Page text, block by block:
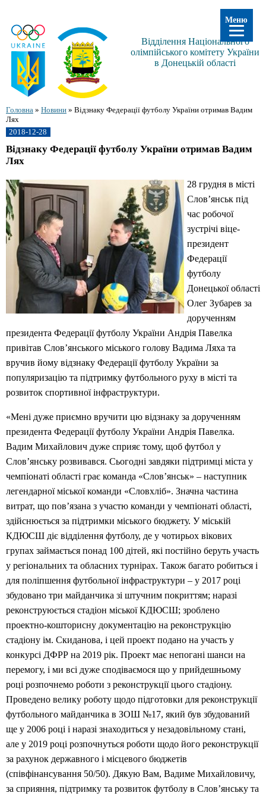
Відділення Національного
олімпійського комітету України
в Донецькій області
Головна » Новини » Відзнаку Федерації футболу України отримав Вадим
Лях
2018-12-28
Відзнаку Федерації футболу України отримав Вадим
Лях
28 грудня в місті
Слов’янськ під
час робочої
зустрічі віце-
президент
Федерації
футболу
Донецької області
Олег Зубарев за
дорученням
президента Федерації футболу України Андрія Павелка
привітав Слов’янського міського голову Вадима Ляха та
вручив йому відзнаку Федерації футболу України за
популяризацію та підтримку футбольного руху в місті та
розвиток спортивної інфраструктури.
«Мені дуже приємно вручити цю відзнаку за дорученням
президента Федерації футболу України Андрія Павелка.
Вадим Михайлович дуже сприяє тому, щоб футбол у
Слов’янську розвивався. Сьогодні завдяки підтримці міста у
чемпіонаті області грає команда «Слов’янськ» – наступник
легендарної міської команди «Словхліб». Значна частина
витрат, що пов’язана з участю команди у чемпіонаті області,
здійснюється за підтримки міського бюджету. У міській
КДЮСШ діє відділення футболу, де у чотирьох вікових
групах займається понад 100 дітей, які постійно беруть участь
у регіональних та обласних турнірах. Також багато робиться і
для поліпшення футбольної інфраструктури – у 2017 році
збудовано три майданчика зі штучним покриттям; наразі
реконструюється стадіон міської КДЮСШ; зроблено
проектно-кошторисну документацію на реконструкцію
стадіону ім. Скиданова, і цей проект подано на участь у
конкурсі ДФРР на 2019 рік. Проект має непогані шанси на
перемогу, і ми всі дуже сподіваємося що у прийдешньому
році розпочнемо роботи з реконструкції цього стадіону.
Проведено велику роботу щодо підготовки для реконструкції
футбольного майданчика в ЗОШ №17, який був збудований
ще у 2006 році і наразі знаходиться у незадовільному стані,
але у 2019 році розпочнуться роботи щодо його реконструкції
за рахунок державного і місцевого бюджетів
(співфінансування 50/50). Дякую Вам, Вадиме Михайловичу,
за сприяння, підтримку та розвиток футболу в Слов’янську та
Меню